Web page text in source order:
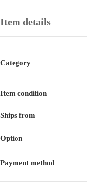
Item details
Category
Item condition
Ships from
Option
Payment method